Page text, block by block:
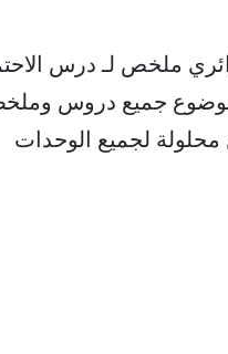
ملخص لـ درس
جميع دروس
محلولة لجميع الوحدات